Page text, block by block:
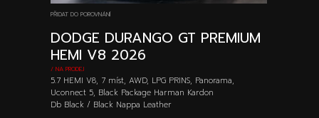
PŘIDAT DO POROVNÁNÍ
DODGE DURANGO GT PREMIUM
HEMI V8 2026
/ NA PRODEJ
5.7 HEMI V8, 7 míst, AWD, LPG PRINS, Panorama,
Uconnect 5, Black Package Harman Kardon
Db Black / Black Nappa Leather